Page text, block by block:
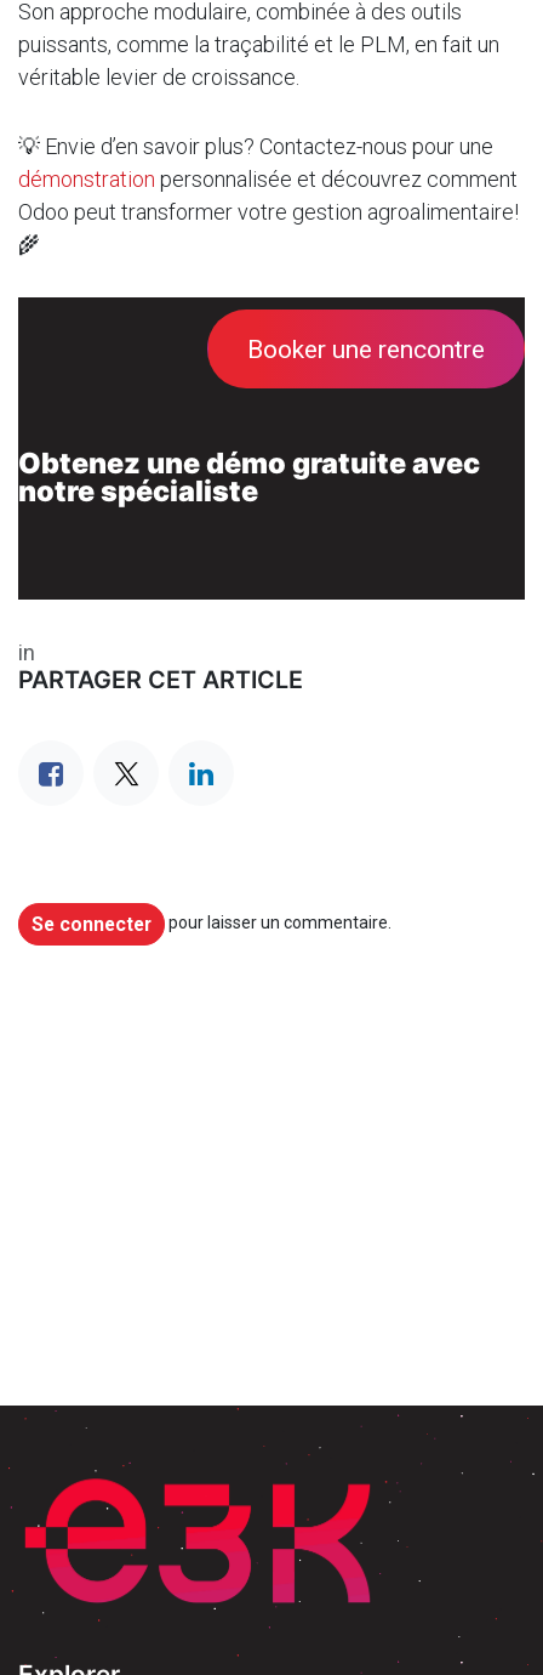
Son approche modulaire, combinée à des outils
puissants, comme la traçabilité et le PLM, en fait un
véritable levier de croissance.
💡 Envie d’en savoir plus? Contactez-nous pour une
démonstration personnalisée et découvrez comment
Odoo peut transformer votre gestion agroalimentaire!
🌾
Booker une rencontre
Obtenez une démo gratuite avec
notre spécialiste
in
PARTAGER CET ARTICLE
Se connecter pour laisser un commentaire.